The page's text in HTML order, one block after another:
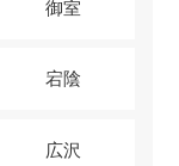
御室
宕陰
広沢